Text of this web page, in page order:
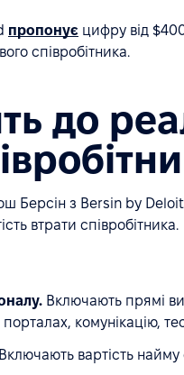
пропонує цифру від
співробітника.
до
Берсін з Bersin by
втрати співробітника.
Включають прямі
комунікацію,
Включають вартість